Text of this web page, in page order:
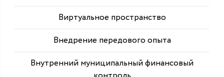
Виртуальное пространство
Внедрение передового опыта
Внутренний муниципальный финансовый